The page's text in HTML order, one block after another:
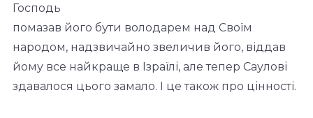
Господь
помазав його бути володарем над Своїм
народом, надзвичайно звеличив його, віддав
йому все найкраще в Ізраїлі, але тепер Саулові
здавалося цього замало. І це також про цінності.